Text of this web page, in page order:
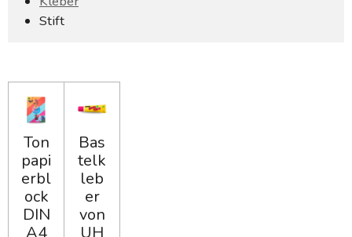
Stift
Ton
papi
erbl
ock
DIN
A4
Bas
telk
leb
er
von
UH